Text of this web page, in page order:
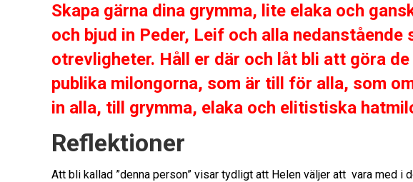
Skapa gärna dina grymma, lite elaka och
och bjud in Peder, Leif och alla nedanstående
otrevligheter. Håll er där och låt bli att göra
publika milongorna, som är till för alla, som
in alla, till grymma, elaka och elitistiska
Reflektioner
Att bli kallad ”denna person” visar tydligt att Helen väljer att vara med i